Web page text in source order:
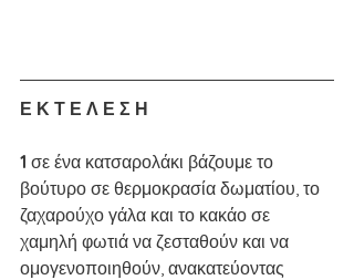
Ε Κ Τ Ε Λ Ε Σ Η
1 σε ένα κατσαρολάκι βάζουμε το
βούτυρο σε θερμοκρασία δωματίου, το
ζαχαρούχο γάλα και το κακάο σε
χαμηλή φωτιά να ζεσταθούν και να
ομογενοποιηθούν, ανακατεύοντας